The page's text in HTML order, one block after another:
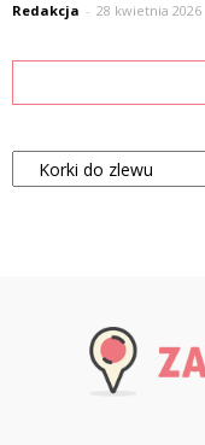
Redakcja - 28 kwietnia 2026
Kategorie